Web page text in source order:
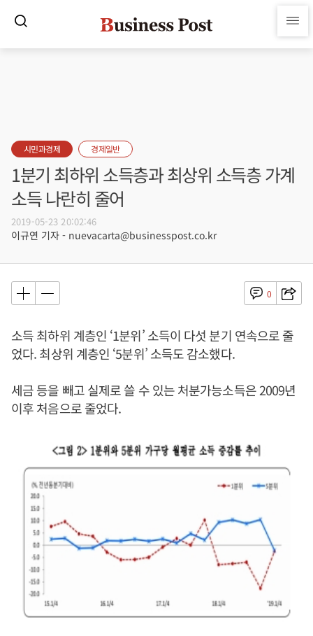
시민과경제 경제일반
1분기 최하위 소득층과 최상위 소득층 가계
소득 나란히 줄어
2019-05-23 20:02:46
이규연 기자 - nuevacarta@businesspost.co.kr
0
소득 최하위 계층인 ‘1분위’ 소득이 다섯 분기 연속으로 줄
었다. 최상위 계층인 ‘5분위’ 소득도 감소했다.
세금 등을 빼고 실제로 쓸 수 있는 처분가능소득은 2009년
이후 처음으로 줄었다.